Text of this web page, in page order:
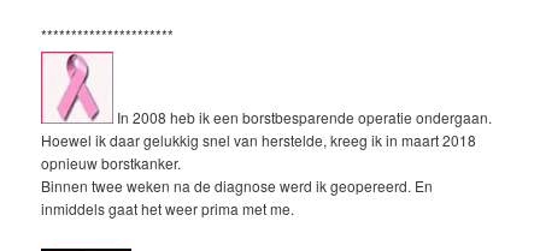
**********************
In 2008 heb ik een borstbesparende operatie ondergaan.
Hoewel ik daar gelukkig snel van herstelde, kreeg ik in maart 2018
opnieuw borstkanker.
Binnen twee weken na de diagnose werd ik geopereerd. En
inmiddels gaat het weer prima met me.